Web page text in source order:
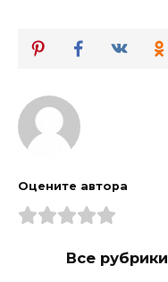
Оцените автора
Все рубрики